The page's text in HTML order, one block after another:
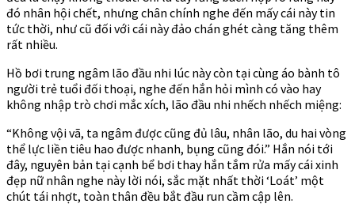
đó nhân hội chết, nhưng chân chính nghe đến mấy cái này tin
tức thời, như cũ đối với cái này đảo chán ghét càng tăng thêm
rất nhiều.
Hồ bơi trung ngâm lão đầu nhi lúc này còn tại cùng áo bành tô
người trẻ tuổi đối thoại, nghe đến hắn hỏi mình có vào hay
không nhập trò chơi mắc xích, lão đầu nhi nhếch nhếch miệng:
“Không vội vã, ta ngâm được cũng đủ lâu, nhân lão, du hai vòng
thể lực liền tiêu hao được nhanh, bụng cũng đói.” Hắn nói tới
đây, nguyên bản tại cạnh bể bơi thay hắn tắm rửa mấy cái xinh
đẹp nữ nhân nghe này lời nói, sắc mặt nhất thời ‘Loát’ một
chút tái nhợt, toàn thân đều bắt đầu run cầm cập lên.